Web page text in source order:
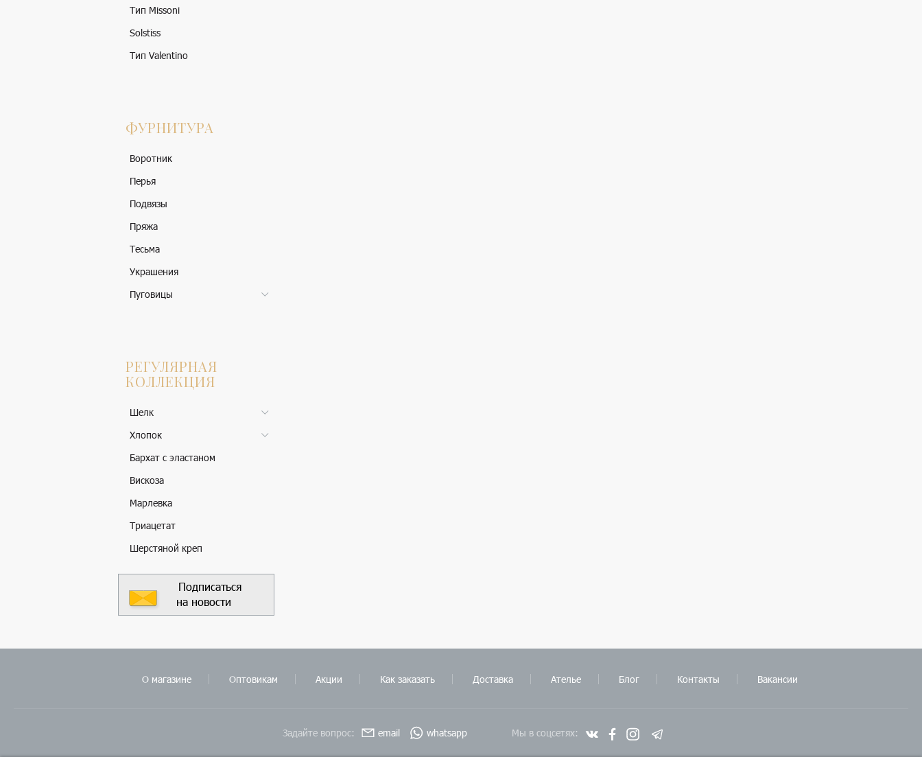
Тип Missoni
Solstiss
Тип Valentino
ФУРНИТУРА
Воротник
Перья
Подвязы
Пряжа
Тесьма
Украшения
Пуговицы
РЕГУЛЯРНАЯ
КОЛЛЕКЦИЯ
Шелк
Хлопок
Бархат с эластаном
Вискоза
Марлевка
Триацетат
Шерстяной креп
Подписаться
на новости
О магазине Оптовикам Акции Как заказать Доставка Ателье Блог Контакты Вакансии
Задайте вопрос: email whatsapp Мы в соцсетях: